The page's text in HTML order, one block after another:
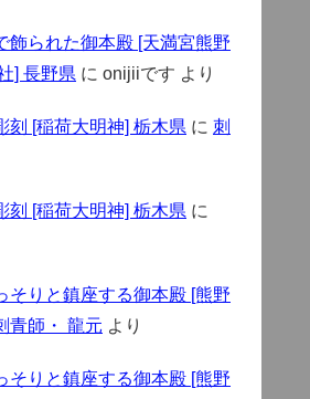
飾られた御本殿 [天満宮熊野
] 長野県 に onijiiです より
刻 [稲荷大明神] 栃木県 に 刺
刻 [稲荷大明神] 栃木県 に
そりと鎮座する御本殿 [熊野
青師・ 龍元 より
そりと鎮座する御本殿 [熊野